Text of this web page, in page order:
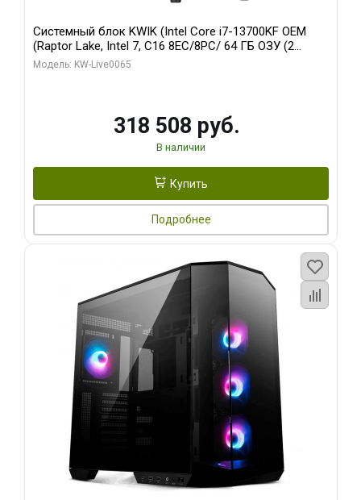
Системный блок KWIK (Intel Core i7-13700KF OEM
(Raptor Lake, Intel 7, C16 8EC/8PC/ 64 ГБ ОЗУ (2
модуля)/ ASUS RTX5080 PROART OC 16GB GDDR7
Модель: KW-Live0065
318 508 руб.
В наличии
Купить
Подробнее